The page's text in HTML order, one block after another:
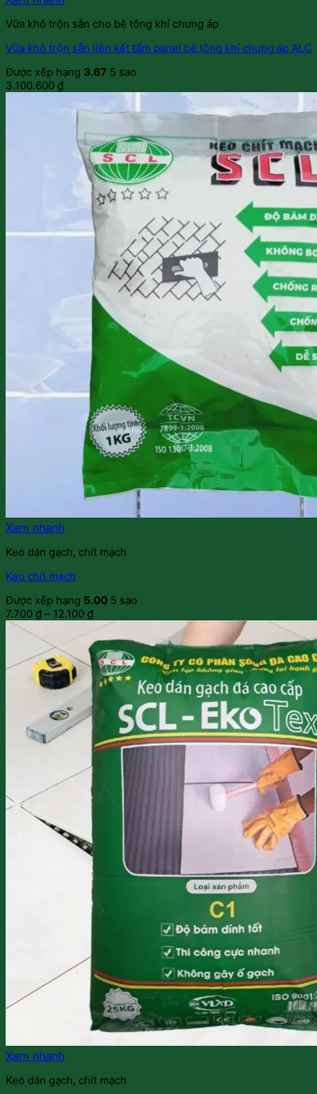
Vữa khô trộn sẵn cho bê tông khí chưng áp
Vữa khô trộn sẵn liên kết tấm panel bê tông khí chưng áp ALC
Được xếp hạng 3.67 5 sao
3.100.600 ₫
Xem nhanh
Keo dán gạch, chít mạch
Keo chít mạch
Được xếp hạng 5.00 5 sao
7.700 ₫ – 12.100 ₫
Xem nhanh
Keo dán gạch, chít mạch